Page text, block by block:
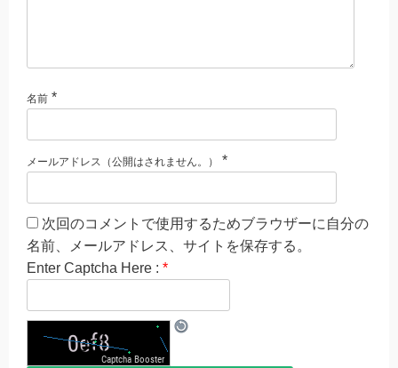
名前 *
メールアドレス（公開はされません。） *
次回のコメントで使用するためブラウザーに自分の
名前、メールアドレス、サイトを保存する。
Enter Captcha Here : *